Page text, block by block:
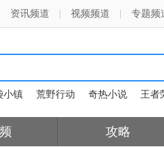
资讯频道 视频频道 专题频
小镇 荒野行动 奇热小说 王者
攻略